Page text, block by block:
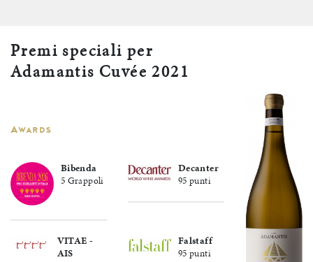
Premi speciali per
Adamantis Cuvée 2021
Awards
Bibenda
5 Grappoli
Decanter
95 punti
VITAE -
AIS
Falstaff
95 punti